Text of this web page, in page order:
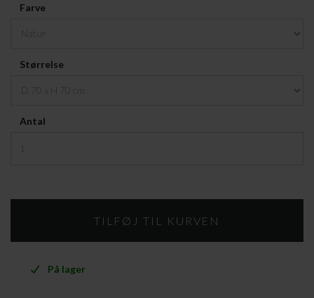
Farve
Størrelse
Antal
På lager